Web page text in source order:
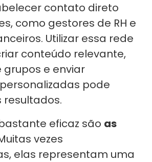
contato direto
como gestores de RH e
Utilizar essa rede
conteúdo relevante,
e enviar
pode
eficaz são as
vezes
elas representam uma